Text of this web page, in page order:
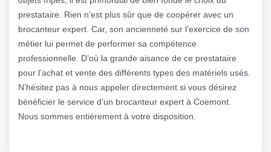
prestataire. Rien n’est plus sûr que de coopérer avec un
brocanteur expert. Car, son ancienneté sur l’exercice de son
métier lui permet de performer sa compétence
professionnelle. D’où la grande aisance de ce prestataire
pour l’achat et vente des différents types des matériels usés.
N’hésitez pas à nous appeler directement si vous désirez
bénéficier le service d’un brocanteur expert à Coemont.
Nous sommes entièrement à votre disposition.